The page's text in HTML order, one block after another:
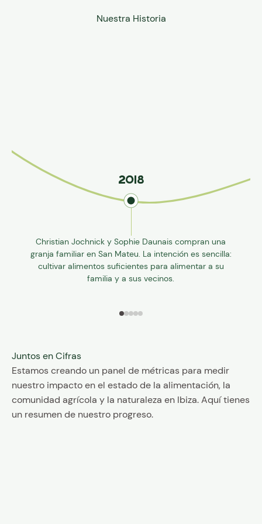
2018
Christian Jochnick y Sophie Daunais compran una
granja familiar en San Mateu. La intención es sencilla:
cultivar alimentos suficientes para alimentar a su
familia y a sus vecinos.
Juntos en Cifras
Estamos creando un panel de métricas para medir
nuestro impacto en el estado de la alimentación, la
comunidad agrícola y la naturaleza en Ibiza. Aquí tienes
un resumen de nuestro progreso.